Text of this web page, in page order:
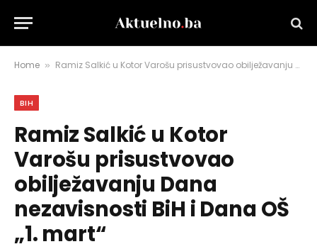
Home » Ramiz Salkić u Kotor Varošu prisustvovao obilježavanju Dana nezavisnosti BiH i Dana OŠ „1. mart“
BIH
Ramiz Salkić u Kotor
Varošu prisustvovao
obilježavanju Dana
nezavisnosti BiH i Dana OŠ
„1. mart“